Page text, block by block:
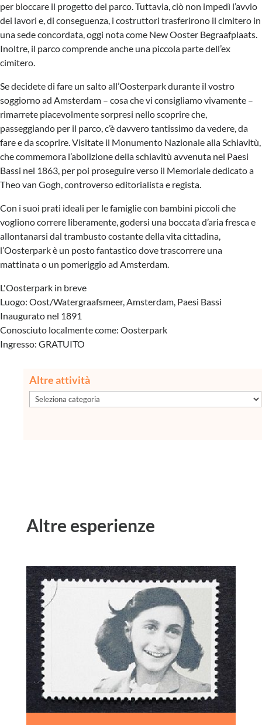
per bloccare il progetto del parco. Tuttavia, ciò non impedì l’avvio
dei lavori e, di conseguenza, i costruttori trasferirono il cimitero in
una sede concordata, oggi nota come New Ooster Begraafplaats.
Inoltre, il parco comprende anche una piccola parte dell’ex
cimitero.
Se decidete di fare un salto all’Oosterpark durante il vostro
soggiorno ad Amsterdam – cosa che vi consigliamo vivamente –
rimarrete piacevolmente sorpresi nello scoprire che,
passeggiando per il parco, c’è davvero tantissimo da vedere, da
fare e da scoprire. Visitate il Monumento Nazionale alla Schiavitù,
che commemora l’abolizione della schiavitù avvenuta nei Paesi
Bassi nel 1863, per poi proseguire verso il Memoriale dedicato a
Theo van Gogh, controverso editorialista e regista.
Con i suoi prati ideali per le famiglie con bambini piccoli che
vogliono correre liberamente, godersi una boccata d’aria fresca e
allontanarsi dal trambusto costante della vita cittadina,
l’Oosterpark è un posto fantastico dove trascorrere una
mattinata o un pomeriggio ad Amsterdam.
L'Oosterpark in breve
Luogo: Oost/Watergraafsmeer, Amsterdam, Paesi Bassi
Inaugurato nel 1891
Conosciuto localmente come: Oosterpark
Ingresso: GRATUITO
Altre attività
Altre
attività
Altre esperienze